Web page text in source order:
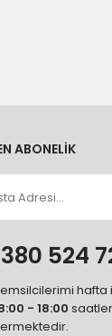
ABONELİK
524
hafta
- 18:00